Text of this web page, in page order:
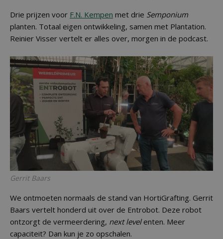
Drie prijzen voor F.N. Kempen met drie Semponium
planten. Totaal eigen ontwikkeling, samen met Plantation.
Reinier Visser vertelt er alles over, morgen in de podcast.
Gerrit Baars
We ontmoeten normaals de stand van HortiGrafting. Gerrit
Baars vertelt honderd uit over de Entrobot. Deze robot
ontzorgt de vermeerdering, next levelenten. Meer
capaciteit? Dan kun je zo opschalen.